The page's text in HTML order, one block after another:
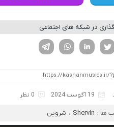
در شبکه های اجتماعی
لینکدین تویتر
فیسوک
19 آگوست 2024 0 نظر
ها : Shervin ، شروین